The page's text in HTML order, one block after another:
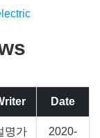
Date
명가
2020-